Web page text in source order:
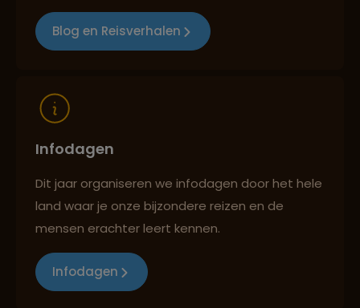
Blog en Reisverhalen
Infodagen
Dit jaar organiseren we infodagen door het hele
land waar je onze bijzondere reizen en de
mensen erachter leert kennen.
Infodagen